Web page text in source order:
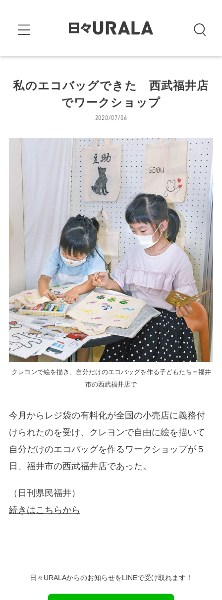
私のエコバッグできた 西武福井店
でワークショップ
2020/07/06
クレヨンで絵を描き、自分だけのエコバッグを作る子どもたち＝福井
市の西武福井店で
今月からレジ袋の有料化が全国の小売店に義務付
けられたのを受け、クレヨンで自由に絵を描いて
自分だけのエコバッグを作るワークショップが５
日、福井市の西武福井店であった。
（日刊県民福井）
続きはこちらから
日々URALAからのお知らせをLINEで受け取れます！